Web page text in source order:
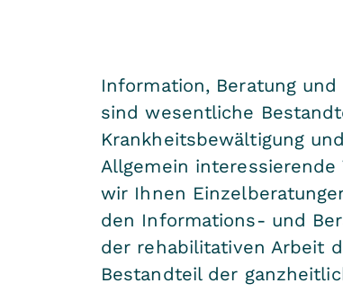
Information, Beratung
sind wesentliche
Krankheitsbewältigung
Allgemein
wir Ihnen
den Informations- und
der rehabilitativen Arbeit
Bestandteil der